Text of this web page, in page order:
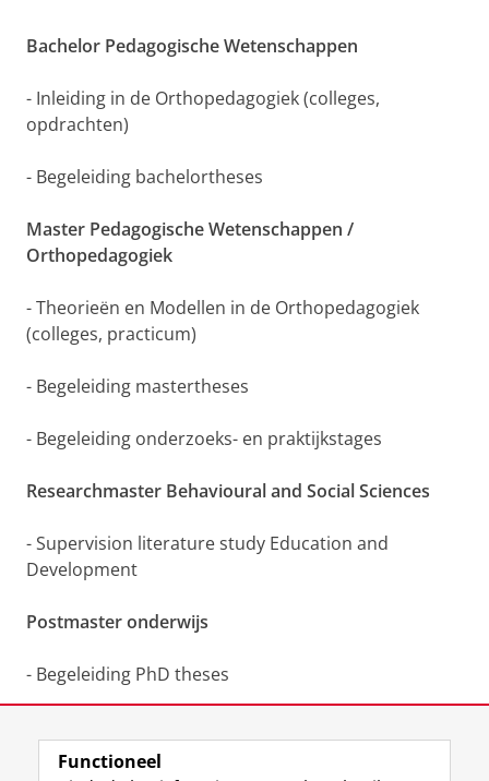
h
o
r
t
l
Bachelor Pedagogische Wetenschappen
- Inleiding in de Orthopedagogiek (colleges,
opdrachten)
- Begeleiding bachelortheses
Master Pedagogische Wetenschappen /
Orthopedagogiek
- Theorieën en Modellen in de Orthopedagogiek
(colleges, practicum)
- Begeleiding mastertheses
- Begeleiding onderzoeks- en praktijkstages
Researchmaster Behavioural and Social Sciences
- Supervision literature study Education and
Development
Postmaster onderwijs
- Begeleiding PhD theses
Functioneel